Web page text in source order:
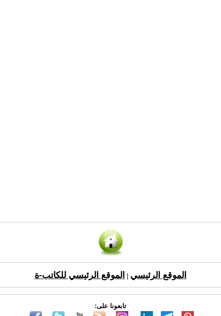
الموقع الرئيسي الموقع الرئيسي للكاتب-ة
تابعونا على: